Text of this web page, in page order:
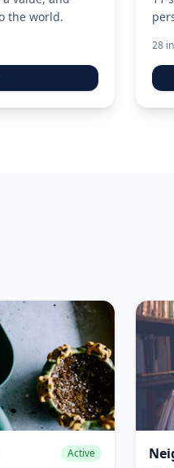
the world.
28
Active